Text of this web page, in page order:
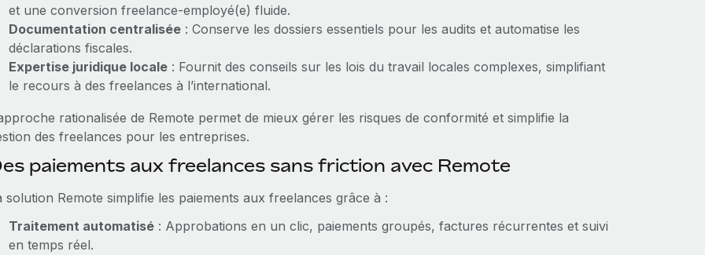
et une conversion freelance-employé(e) fluide.
Documentation centralisée: Conserve les dossiers essentiels pour les audits et automatise les
déclarations fiscales.
Expertise juridique locale: Fournit des conseils sur les lois du travail locales complexes, simplifiant
le recours à des freelances à l’international.
rationalisée de Remote permet de mieux gérer les risques de conformité et simplifie la
des freelances pour les entreprises.
paiements aux freelances sans friction avec Remote
solution Remote simplifie les paiements aux freelances grâce à :
Traitement automatisé: Approbations en un clic, paiements groupés, factures récurrentes et suivi
en temps réel.